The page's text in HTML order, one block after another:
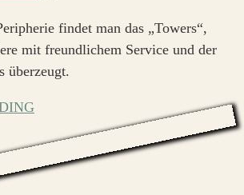
findet man das „Towers“,
mit freundlichem Service und der
überzeugt.